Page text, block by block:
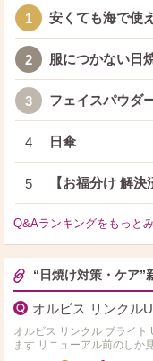
1 安くても海で使
2 服につかない日
3 フェイスパウダ
4 日傘
5 【お福分け 解決
Q&Aランキングをもっと
“日焼け対策・ケア”
オルビス リンクル
オルビス リンクル ブライ
ます リニューアル前のしか見つかりませんでした、、 新しい方はないのです
かね？ 使用感比べた方いた